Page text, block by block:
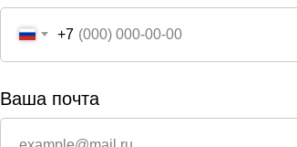
+7
Ваша почта